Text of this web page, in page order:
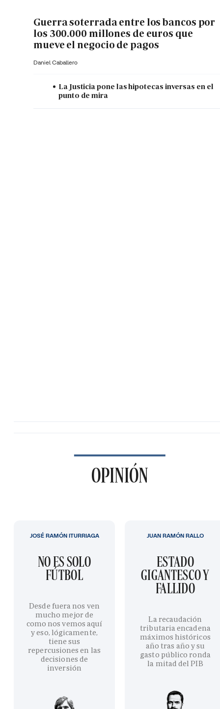
Guerra soterrada entre los bancos por
los 300.000 millones de euros que
mueve el negocio de pagos
Daniel Caballero
La Justicia pone las hipotecas inversas en el
punto de mira
OPINIÓN
NO ES SOLO
FÚTBOL
Desde fuera nos ven
mucho mejor de
como nos vemos aquí
y eso, lógicamente,
tiene sus
repercusiones en las
decisiones de
inversión
JOSÉ RAMÓN ITURRIAGA
ESTADO
GIGANTESCO Y
FALLIDO
La recaudación
tributaria encadena
máximos históricos
año tras año y su
gasto público ronda
la mitad del PIB
JUAN RAMÓN RALLO